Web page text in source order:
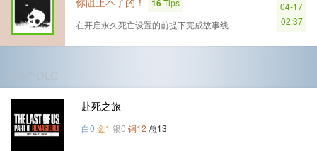
16Tips
在开启永久死亡设置的前提下完成故事线
04-17
02:37
赴死之旅
白0 金1 银0 铜12 总13